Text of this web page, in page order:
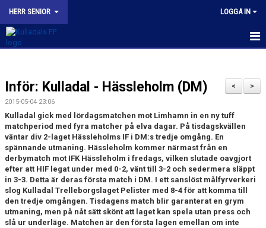
HERR SENIOR LOGGA IN
NYHETER
KALENDER
TRUPPEN
BILDGALLERI
KONTAKT
MATCHER
>
<
Inför: Kulladal - Hässleholm (DM)
2015-05-04 23:06
Kulladal gick med lördagsmatchen mot Limhamn in en ny tuff
matchperiod med fyra matcher på elva dagar. På tisdagskvällen
väntar div 2-laget Hässleholms IF i DM:s tredje omgång. En
spännande utmaning. Hässleholm kommer närmast från en
derbymatch mot IFK Hässleholm i fredags, vilken slutade oavgjort
efter att HIF legat under med 0-2, vänt till 3-2 och sedermera släppt
in 3-3. Detta är deras första match i DM. I ett sanslöst målfyrverkeri
slog Kulladal Trelleborgslaget Pelister med 8-4 för att komma till
den tredje omgången. Tisdagens match blir garanterat en grym
utmaning, men på nåt sätt skönt att laget kan spela utan press och
slå ur underläge. Matchen är den första lagen emellan om inte